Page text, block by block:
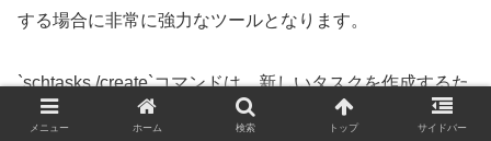
する場合に非常に強力なツールとなります。
`schtasks /create`コマンドは、新しいタスクを作成するた
めに使用します。例えば、毎日午前9時に特定のプログラ
メニュー ホーム 検索 トップ サイドバー